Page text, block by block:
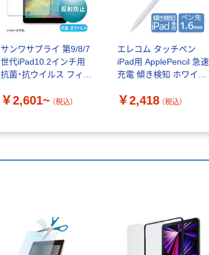
サンワサプライ 第9/8/7
世代iPad10.2インチ用
抗菌・抗ウイルス フィル
￥2,601~ （税込）
エレコム タッチペン
iPad用 ApplePencil 急速
充電 傾き検知 ホワイト
個
￥2,418 （税込）